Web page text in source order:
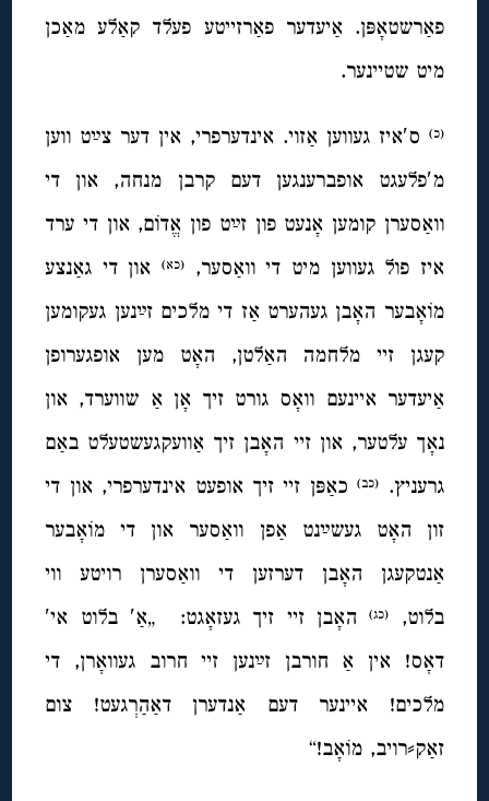
פאַרשטאָפּן. אַיעדער פאַרזייטע פעלד קאַלע מאַכן
מיט שטיינער.
(כ) ס′איז געווען אַזוי. אינדערפרי, אין דער צײַט ווען
מ′פלעגט אופברענגען דעם קרבן מנחה, און די
וואַסערן קומען אָנעט פון זײַט פון אֱדוֹם, און די ערד
איז פול געווען מיט די וואַסער,
(כא)און די גאַנצע
מוֹאָבער האָבן געהערט אַז די מלכים זײַנען געקומען
קעגן זיי מלחמה האַלטן, האָט מען אופגערופן
אַיעדער איינעם וואָס גורט זיך אָן אַ שווערד, און
נאָך עלטער, און זיי האָבן זיך אַוועקגעשטעלט באַם
גרעניץ.
(כב)כאַפּן זיי זיך אופעט אינדערפרי, און די
זון האָט געשײַנט אַפן וואַסער און די מוֹאָבער
אַנטקעגן האָבן דערזען די וואַסערן רויטע ווי
בלוט,
(כג)האָבן זיי זיך געזאָגט: „אַ′ בלוט אי′
דאָס! אין אַ חורבן זײַנען זיי חרוב געוואָרן, די
מלכים! איינער דעם אַנדערן דאַהַרְגעט! צום
זאַק⸗רויב, מוֹאָב!“